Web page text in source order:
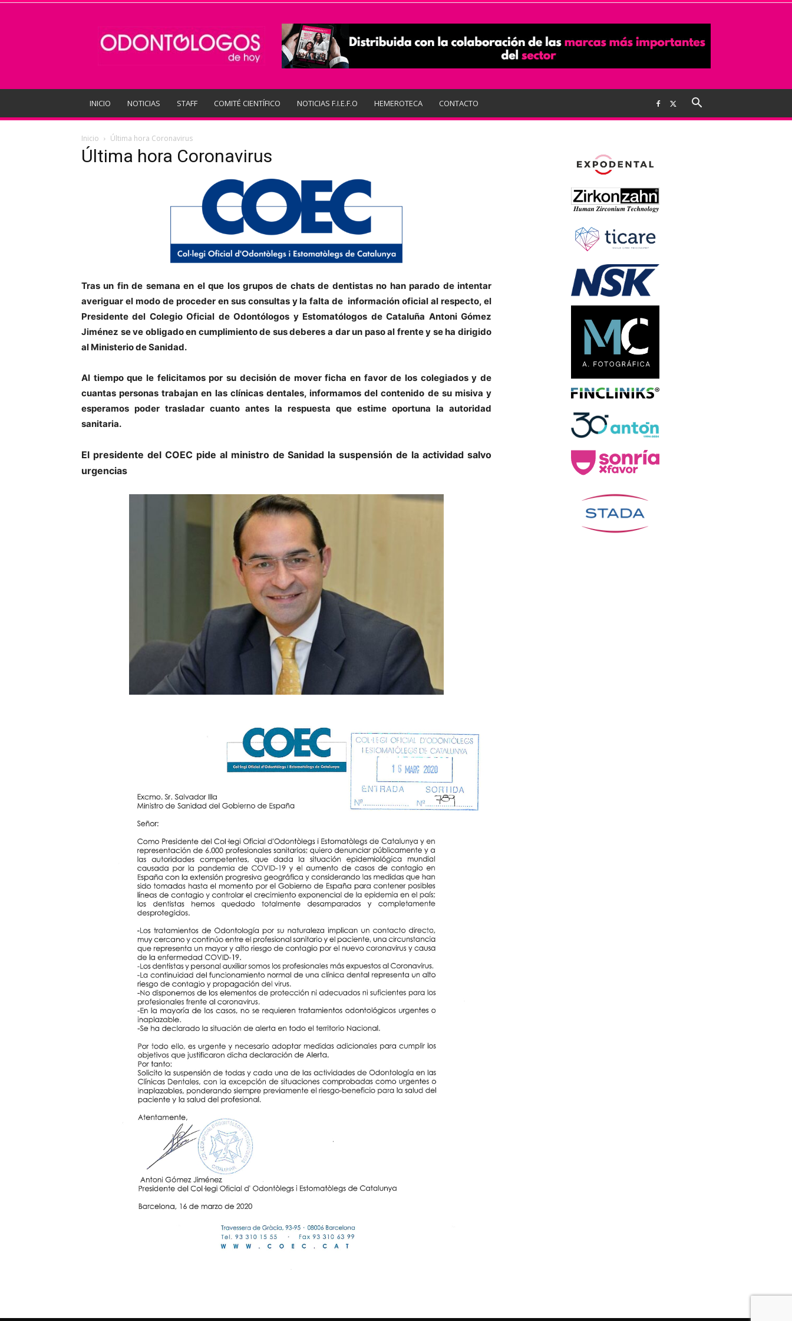
de
Hoy
INICIO NOTICIAS STAFF COMITÉ CIENTÍFICO NOTICIAS F.I.E.F.O HEMEROTECA CONTACTO
Inicio Última hora Coronavirus
Última hora Coronavirus
Tras un fin de semana en el que los grupos de chats de dentistas no han parado de intentar
averiguar el modo de proceder en sus consultas y la falta de información oficial al respecto, el
Presidente del Colegio Oficial de Odontólogos y Estomatólogos de Cataluña Antoni Gómez
Jiménez se ve obligado en cumplimiento de sus deberes a dar un paso al frente y se ha dirigido
al Ministerio de Sanidad.
Al tiempo que le felicitamos por su decisión de mover ficha en favor de los colegiados y de
cuantas personas trabajan en las clínicas dentales, informamos del contenido de su misiva y
esperamos poder trasladar cuanto antes la respuesta que estime oportuna la autoridad
sanitaria.
El presidente del COEC pide al ministro de Sanidad la suspensión de la actividad salvo
urgencias